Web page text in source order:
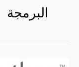
البرمجة